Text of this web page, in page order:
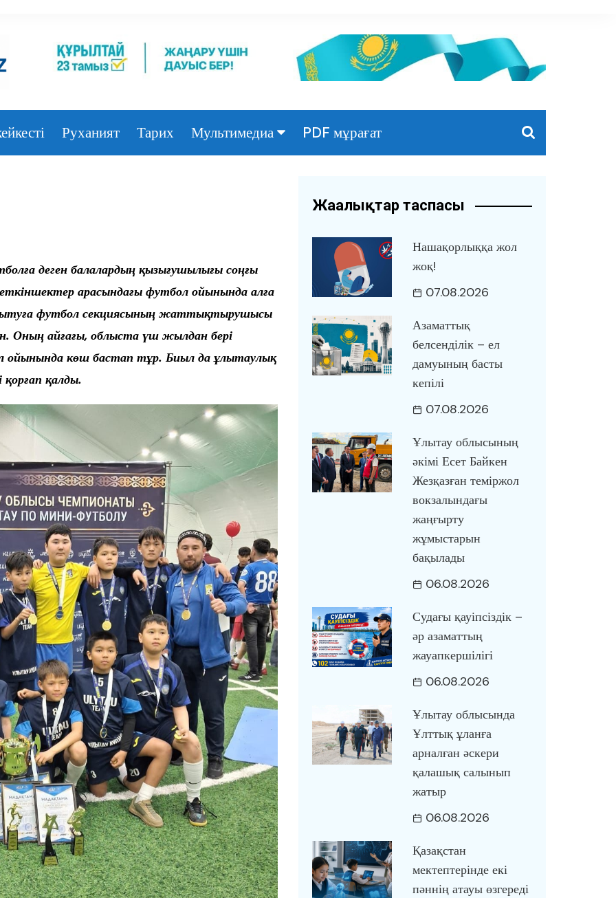
Руханият Тарих Мультимедиа PDF мұрағат
деген балалардың қызығушылығы соңғы
арасындағы футбол ойынында алға
футбол секциясының жаттықтырушысы
Оның айғағы, облыста үш жылдан бері
ойынында көш бастап тұр. Биыл да ұлытаулық
қалды.
Жаңалықтар таспасы
Нашақорлыққа жол
жоқ!
07.08.2026
Азаматтық
белсенділік – ел
дамуының басты
кепілі
07.08.2026
Ұлытау облысының
әкімі Есет Байкен
Жезқазған теміржол
вокзалындағы
жаңғырту
жұмыстарын
бақылады
06.08.2026
Судағы қауіпсіздік –
әр азаматтың
жауапкершілігі
06.08.2026
Ұлытау облысында
Ұлттық ұланға
арналған әскери
қалашық салынып
жатыр
06.08.2026
Қазақстан
мектептерінде екі
пәннің атауы өзгереді